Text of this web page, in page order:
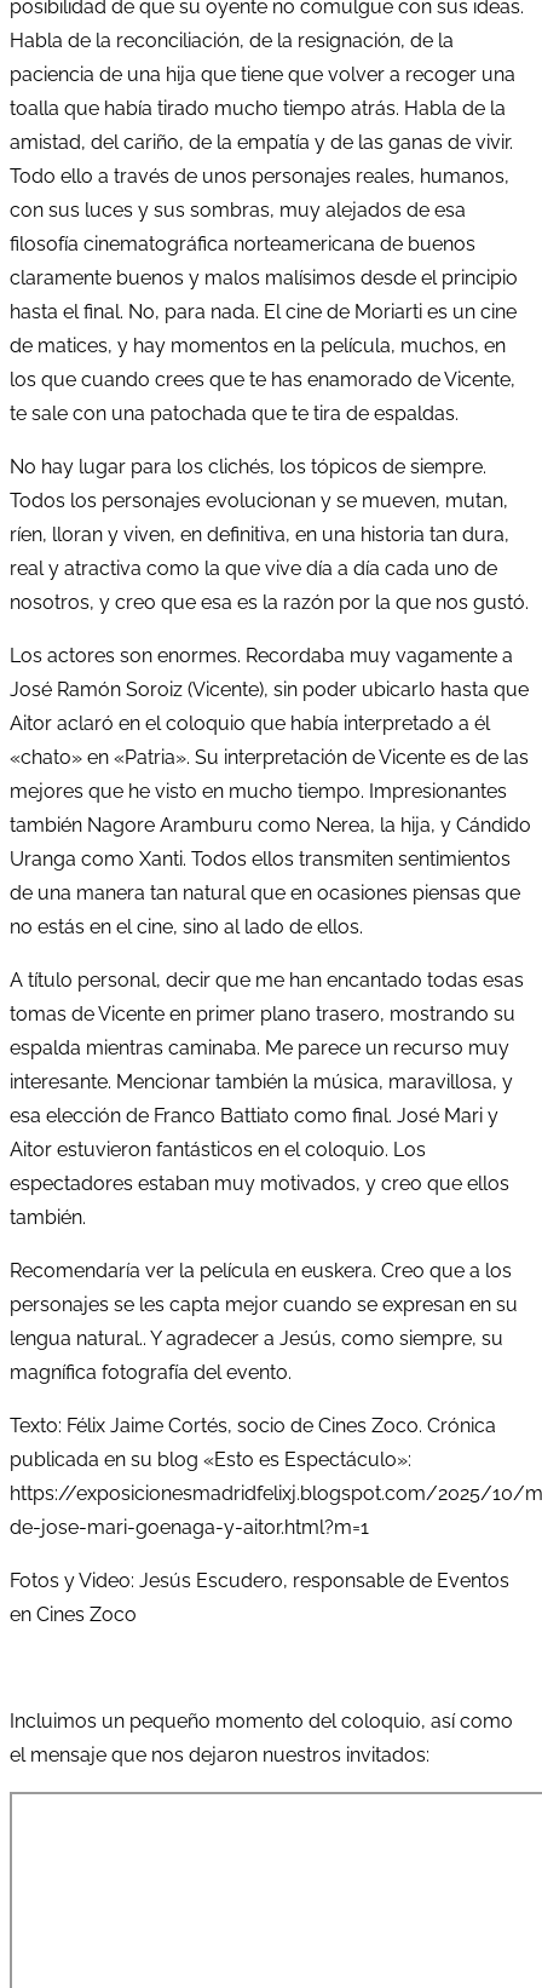
posibilidad de que su oyente no comulgue con sus ideas.
Habla de la reconciliación, de la resignación, de la
paciencia de una hija que tiene que volver a recoger una
toalla que había tirado mucho tiempo atrás. Habla de la
amistad, del cariño, de la empatía y de las ganas de vivir.
Todo ello a través de unos personajes reales, humanos,
con sus luces y sus sombras, muy alejados de esa
filosofía cinematográfica norteamericana de buenos
claramente buenos y malos malísimos desde el principio
hasta el final. No, para nada. El cine de Moriarti es un cine
de matices, y hay momentos en la película, muchos, en
los que cuando crees que te has enamorado de Vicente,
te sale con una patochada que te tira de espaldas.
No hay lugar para los clichés, los tópicos de siempre.
Todos los personajes evolucionan y se mueven, mutan,
ríen, lloran y viven, en definitiva, en una historia tan dura,
real y atractiva como la que vive día a día cada uno de
nosotros, y creo que esa es la razón por la que nos gustó.
Los actores son enormes. Recordaba muy vagamente a
José Ramón Soroiz (Vicente), sin poder ubicarlo hasta que
Aitor aclaró en el coloquio que había interpretado a él
«chato» en «Patria». Su interpretación de Vicente es de las
mejores que he visto en mucho tiempo. Impresionantes
también Nagore Aramburu como Nerea, la hija, y Cándido
Uranga como Xanti. Todos ellos transmiten sentimientos
de una manera tan natural que en ocasiones piensas que
no estás en el cine, sino al lado de ellos.
A título personal, decir que me han encantado todas esas
tomas de Vicente en primer plano trasero, mostrando su
espalda mientras caminaba. Me parece un recurso muy
interesante. Mencionar también la música, maravillosa, y
esa elección de Franco Battiato como final. José Mari y
Aitor estuvieron fantásticos en el coloquio. Los
espectadores estaban muy motivados, y creo que ellos
también.
Recomendaría ver la película en euskera. Creo que a los
personajes se les capta mejor cuando se expresan en su
lengua natural.. Y agradecer a Jesús, como siempre, su
magnífica fotografía del evento.
Texto: Félix Jaime Cortés, socio de Cines Zoco. Crónica
publicada en su blog «Esto es Espectáculo»:
https://exposicionesmadridfelixj.blogspot.com/2025/10/
de-jose-mari-goenaga-y-aitor.html?m=1
Fotos y Video: Jesús Escudero, responsable de Eventos
en Cines Zoco
Incluimos un pequeño momento del coloquio, así como
el mensaje que nos dejaron nuestros invitados: